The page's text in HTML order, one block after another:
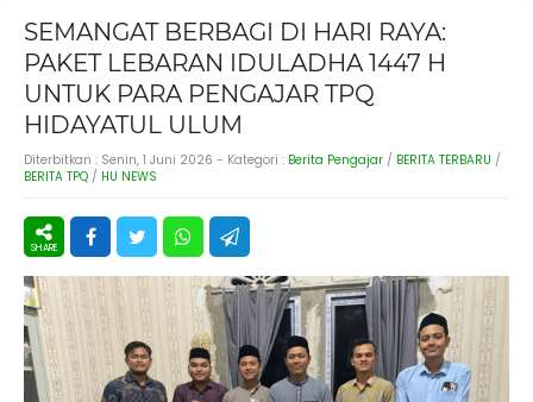
SEMANGAT BERBAGI DI HARI RAYA:
PAKET LEBARAN IDULADHA 1447 H
UNTUK PARA PENGAJAR TPQ
HIDAYATUL ULUM
Diterbitkan : Senin, 1 Juni 2026 - Kategori : Berita Pengajar / BERITA TERBARU /
BERITA TPQ / HU NEWS